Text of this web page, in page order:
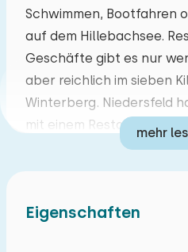
Schwimmen, Bootfahren
auf dem Hillebachsee.
Geschäfte gibt es nur
aber reichlich im sieben
Winterberg. Niedersfeld
mit einem Restaurant,
einen kostenlosen Bus
Winterberg nehmen.
Gemütlich eingerichtetes
Smart-TV. Vom
mehr
03 04 05 06
10 11 12 13
17 18 19 20
Eigenschaften